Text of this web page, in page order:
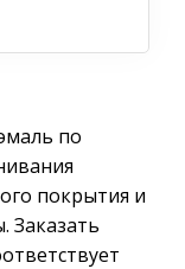
по
покрытия и
Заказать